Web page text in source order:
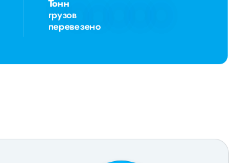
Тонн
грузов
перевезено